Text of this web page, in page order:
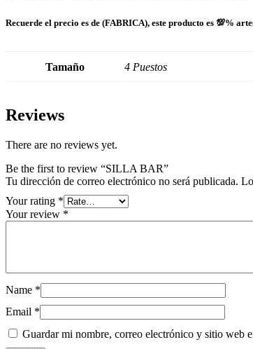
Recuerde el precio es de (FABRICA), este producto es 💯%
Tamaño 4 Puestos
Reviews
There are no reviews yet.
Be the first to review “SILLA BAR”
Tu dirección de correo electrónico no será publicada.
Your rating *
Your review *
Name *
Email *
Guardar mi nombre, correo electrónico y sitio web